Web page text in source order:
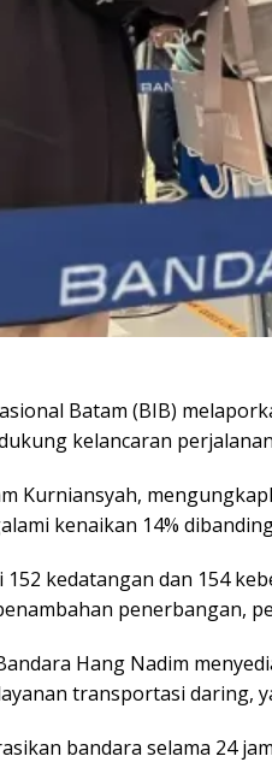
Batam (BIB)
kelancaran
Kurniansyah,
kenaikan 14%
kedatangan dan 154
penerbangan,
Hang Nadim
transportasi daring,
bandara selama 24